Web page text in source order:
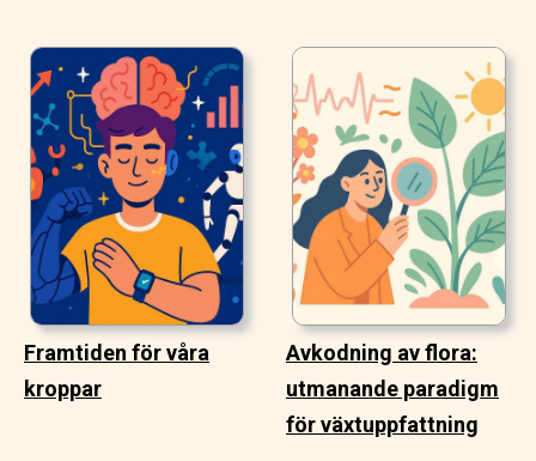
Framtiden för våra
kroppar
Avkodning av flora:
utmanande paradigm
för växtuppfattning